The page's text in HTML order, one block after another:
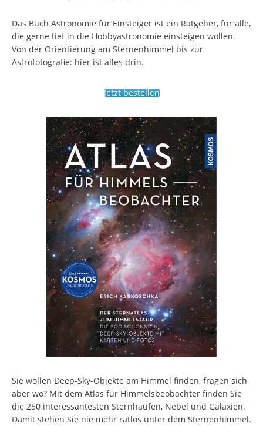
Das Buch Astronomie für Einsteiger ist ein Ratgeber, für alle,
die gerne tief in die Hobbyastronomie einsteigen wollen.
Von der Orientierung am Sternenhimmel bis zur
Astrofotografie: hier ist alles drin.
Jetzt bestellen
Sie wollen Deep-Sky-Objekte am Himmel finden, fragen sich
aber wo? Mit dem Atlas für Himmelsbeobachter finden Sie
die 250 interessantesten Sternhaufen, Nebel und Galaxien.
Damit stehen Sie nie mehr ratlos unter dem Sternenhimmel.